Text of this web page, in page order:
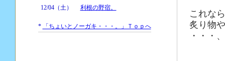
12/04（土）
利根の野宿。
* 「ちょいとノーガキ・・・。」Ｔｏｐへ
これな
炙り物
・・・